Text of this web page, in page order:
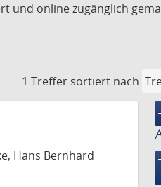
und online zugänglich
1 Treffer sortiert nach
Hans Bernhard